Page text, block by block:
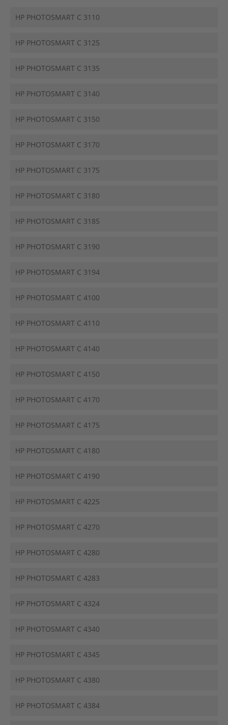
HP PHOTOSMART C 3110
HP PHOTOSMART C 3125
HP PHOTOSMART C 3135
HP PHOTOSMART C 3140
HP PHOTOSMART C 3150
HP PHOTOSMART C 3170
HP PHOTOSMART C 3175
HP PHOTOSMART C 3180
HP PHOTOSMART C 3185
HP PHOTOSMART C 3190
HP PHOTOSMART C 3194
HP PHOTOSMART C 4100
HP PHOTOSMART C 4110
HP PHOTOSMART C 4140
HP PHOTOSMART C 4150
HP PHOTOSMART C 4170
HP PHOTOSMART C 4175
HP PHOTOSMART C 4180
HP PHOTOSMART C 4190
HP PHOTOSMART C 4225
HP PHOTOSMART C 4270
HP PHOTOSMART C 4280
HP PHOTOSMART C 4283
HP PHOTOSMART C 4324
HP PHOTOSMART C 4340
HP PHOTOSMART C 4345
HP PHOTOSMART C 4380
HP PHOTOSMART C 4384